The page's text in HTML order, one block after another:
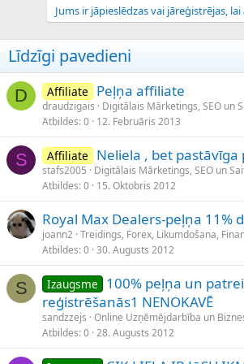
Jums ir jāpieslēdzas vai jāreģistrējas,
Līdzīgi pavedieni
D Affiliate Peļņa affiliate
draudzigais
Digitālais Mārketings, SEO un
Atbildes 0 12. Februāris 2013
S Affiliate Neliela , bet
stafs2005
Digitālais Mārketings, SEO un
Atbildes 0 15. Oktobris 2012
Royal Max Dealers-peļņa 11%
joann2 Treidings, Forex, Likumdošana,
Atbildes 0 30. Augusts 2012
S Izaugsme
100% peļņa un
reģistrēšanās1 NENOKAVĒ
sandzzejs Online Uzņēmējdarbība un
Atbildes 0 28. Augusts 2012